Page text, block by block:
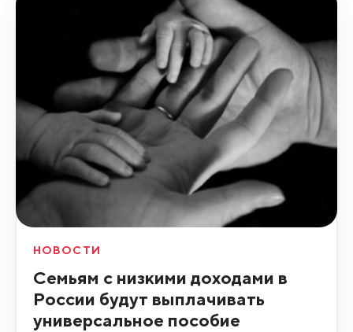
НОВОСТИ
Семьям с низкими доходами в
России будут выплачивать
универсальное пособие